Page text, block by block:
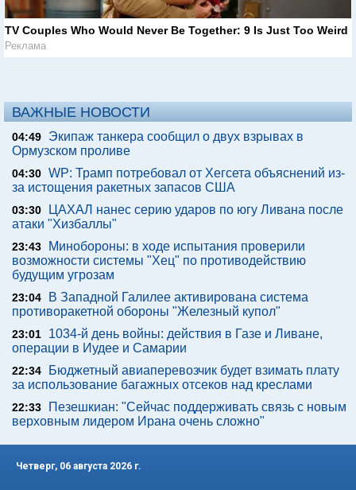
TV Couples Who Would Never Be Together: 9 Is Just Too Weird
Реклама
ВАЖНЫЕ НОВОСТИ
04:49
Экипаж танкера сообщил о двух взрывах в
Ормузском проливе
04:30 WP: Трамп потребовал от Хегсета объяснений из-
за истощения ракетных запасов США
03:30
ЦАХАЛ нанес серию ударов по югу Ливана после
атаки "Хизбаллы"
23:43
Минобороны: в ходе испытания проверили
возможности системы "Хец" по противодействию
будущим угрозам
23:04
В Западной Галилее активирована система
противоракетной обороны "Железный купол"
23:01
1034-й день войны: действия в Газе и Ливане,
операции в Иудее и Самарии
22:34
Бюджетный авиаперевозчик будет взимать плату
за использование багажных отсеков над креслами
22:33
Пезешкиан: "Сейчас поддерживать связь с новым
верховным лидером Ирана очень сложно"
Четверг, 06 августа 2026 г.